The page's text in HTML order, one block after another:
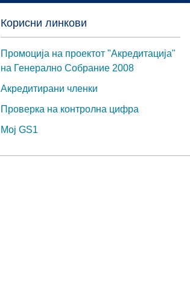
Корисни линкови
Промоција на проектот "Акредитација"
на Генерално Собрание 2008
Акредитирани членки
Проверка на контролна цифра
Мој GS1